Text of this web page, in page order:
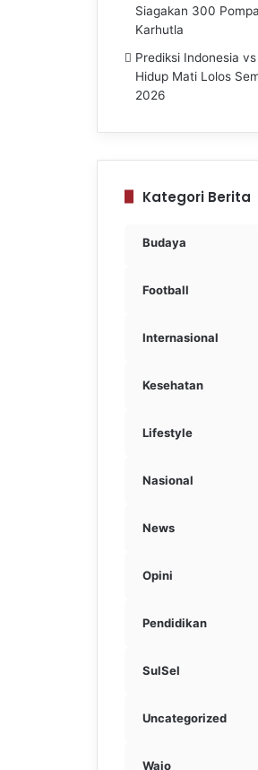
Siagakan 300
Karhutla
Prediksi Indonesia
Hidup Mati Lolos
2026
Kategori Berita
Budaya
Football
Internasional
Kesehatan
Lifestyle
Nasional
News
Opini
Pendidikan
SulSel
Uncategorized
Wajo